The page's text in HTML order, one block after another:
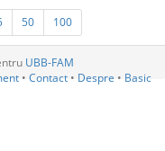
50 100
UBB-FAM
• Contact • Despre • Basic